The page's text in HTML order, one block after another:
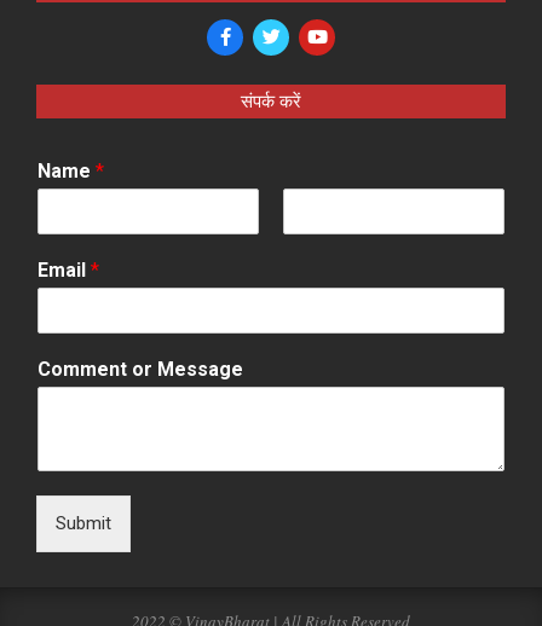
संपर्क करें
Name *
i
rEmail *
Comment or Message
Submit
2022 © VinayBharat | All Rights Reserved